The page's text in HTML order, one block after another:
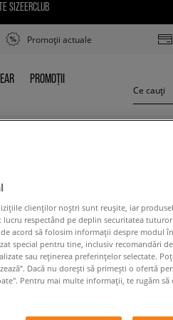
SIZEERCLUB
Promoții actuale
PROMOȚII
PROMOȚII
ALL STAR BALLET
Folosește mai
LA MAGAZIN
clienților noștri sunt reușite, iar
respectând pe deplin securitatea
acord să folosim informații despre modul
special pentru tine, inclusiv recomandări
sau reținerea preferințelor selectate.
Dacă nu dorești să primești o ofertă
Pentru mai multe informații, te rugăm